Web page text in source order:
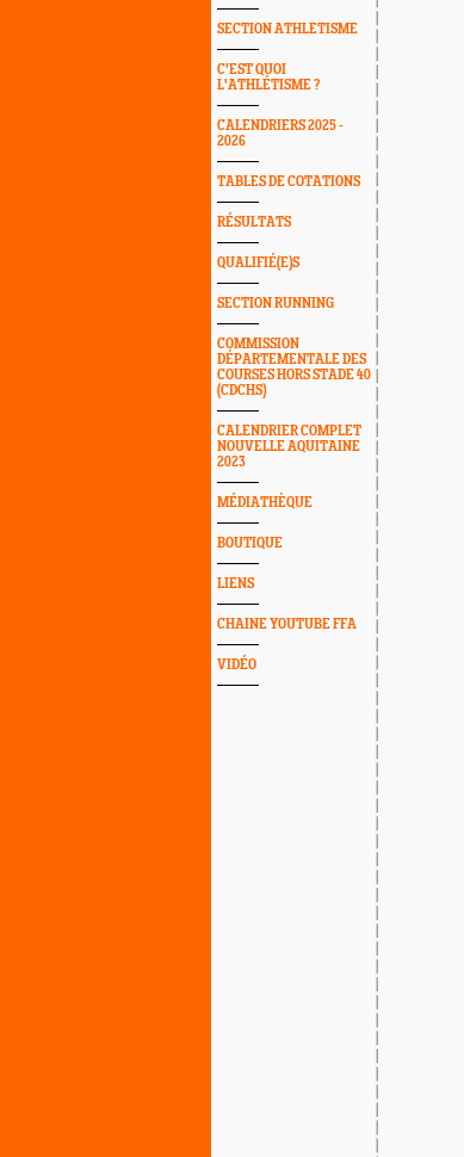
SECTION ATHLETISME
C'EST QUOI
L'ATHLÉTISME ?
CALENDRIERS 2025 -
2026
TABLES DE COTATIONS
RÉSULTATS
QUALIFIÉ(E)S
SECTION RUNNING
COMMISSION
DÉPARTEMENTALE DES
COURSES HORS STADE 40
(CDCHS)
CALENDRIER COMPLET
NOUVELLE AQUITAINE
2023
MÉDIATHÈQUE
BOUTIQUE
LIENS
CHAINE YOUTUBE FFA
VIDÉO